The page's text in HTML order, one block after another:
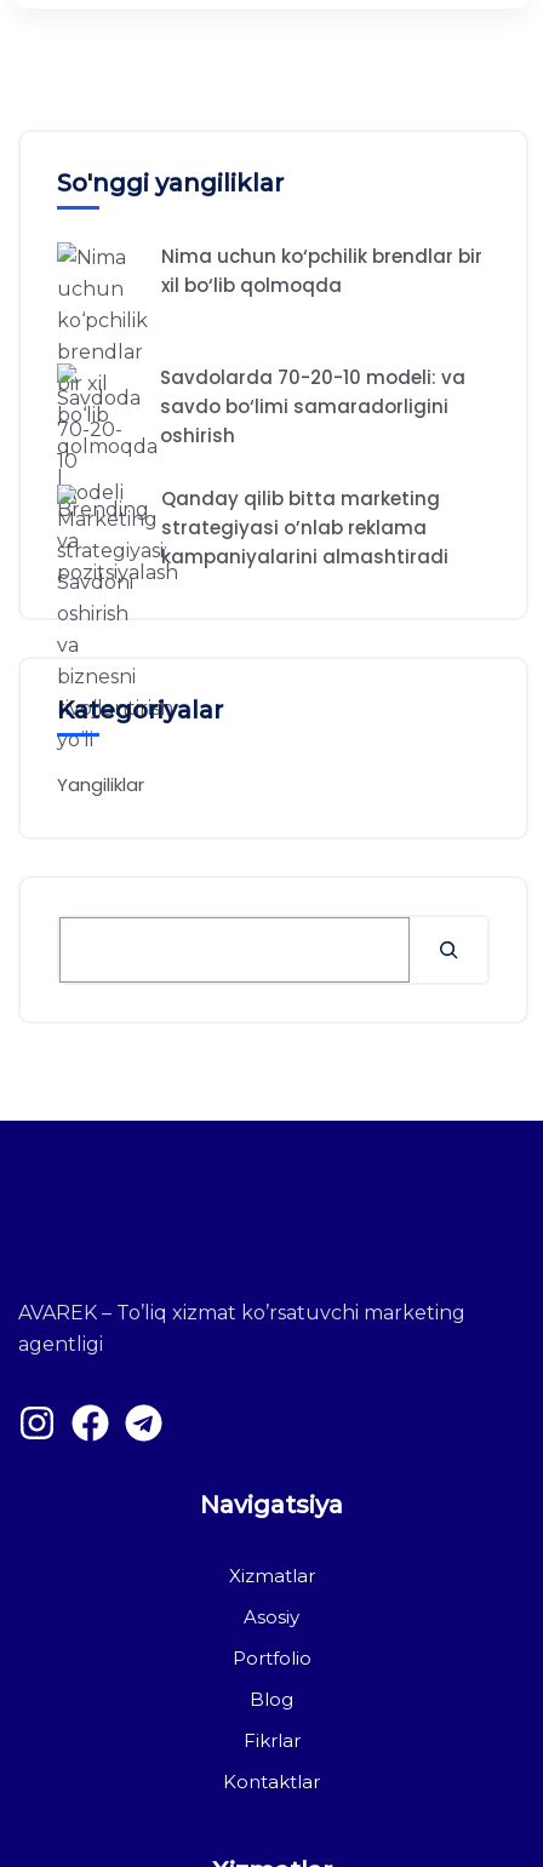
So'nggi yangiliklar
Nima uchun ko‘pchilik brendlar bir
xil bo‘lib qolmoqda
Savdolarda 70-20-10 modeli: va
savdo bo‘limi samaradorligini
oshirish
Qanday qilib bitta marketing
strategiyasi o’nlab reklama
kampaniyalarini almashtiradi
Kategoriyalar
Yangiliklar
AVAREK – To’liq xizmat ko’rsatuvchi marketing
agentligi
Navigatsiya
Xizmatlar
Asosiy
Portfolio
Blog
Fikrlar
Kontaktlar